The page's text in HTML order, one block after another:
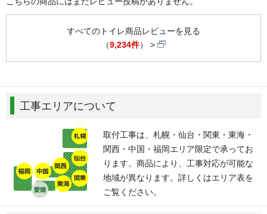
すべてのトイレ商品レビューを見る
（9,234件）
工事エリアについて
取付工事は、札幌・仙台・関東・東海・
関西・中国・福岡エリア限定で承ってお
ります。商品により、工事対応が可能な
地域が異なります。詳しくはエリア表を
ご覧ください。